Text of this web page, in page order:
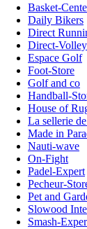
Basket-
Daily Bikers
Direct
Direct-Volley
Espace Golf
Foot-Store
Golf and co
Handball-
House of
La sellerie
Made in
Nauti-wave
On-Fight
Padel-Expert
Pecheur-
Pet and
Slowood
Smash-